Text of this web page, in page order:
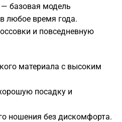
базовая модель
любое время года.
и повседневную
материала с высоким
посадку и
ношения без дискомфорта.